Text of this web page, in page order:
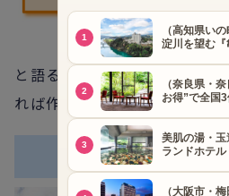
と語る料理長が作るお料理は
れば作り出せない優しい味わ
❊ ❊